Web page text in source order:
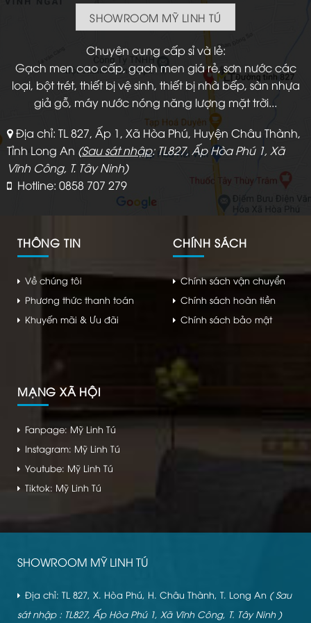
SHOWROOM MỸ LINH TÚ
Chuyên cung cấp sỉ và lẻ:
Gạch men cao cấp, gạch men giá rẻ, sơn nước các
loại, bột trét, thiết bị vệ sinh, thiết bị nhà bếp, sàn nhựa
giả gỗ, máy nước nóng năng lượng mặt trời...
Địa chỉ: TL 827, Ấp 1, Xã Hòa Phú, Huyện Châu Thành,
Tỉnh Long An (Sau sát nhập: TL827, Ấp Hòa Phú 1, Xã
Vĩnh Công, T. Tây Ninh)
Hotline: 0858 707 279
THÔNG TIN
Về chúng tôi
Phương thức thanh toán
Khuyến mãi & Ưu đãi
CHÍNH SÁCH
Chính sách vận chuyển
Chính sách hoàn tiền
Chính sách bảo mật
MẠNG XÃ HỘI
Fanpage: Mỹ Linh Tú
Instagram: Mỹ Linh Tú
Youtube: Mỹ Linh Tú
Tiktok: Mỹ Linh Tú
SHOWROOM MỸ LINH TÚ
Địa chỉ: TL 827, X. Hòa Phú, H. Châu Thành, T. Long An ( Sau
sát nhập : TL827, Ấp Hòa Phú 1, Xã Vĩnh Công, T. Tây Ninh )